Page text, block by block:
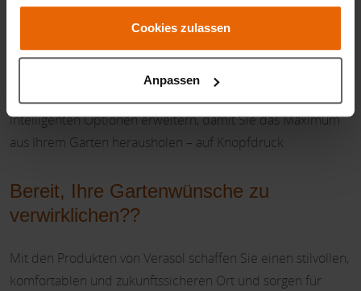
Cookies zulassen
Anpassen
Auch Technologie findet ihren Platz im Garten. Von
automatischen Sonnenschutzsystemen und integrierter
Beleuchtung bis hin zu beheizten Sitzplätzen und Smart
Speakern. Die Produkte von Verasol lassen sich einfach mit
intelligenten Optionen erweitern, damit Sie das Maximum
aus Ihrem Garten herausholen – auf Knopfdruck
Bereit, Ihre Gartenwünsche zu
verwirklichen??
Mit den Produkten von Verasol schaffen Sie einen stilvollen,
komfortablen und zukunftssicheren Ort und sorgen für